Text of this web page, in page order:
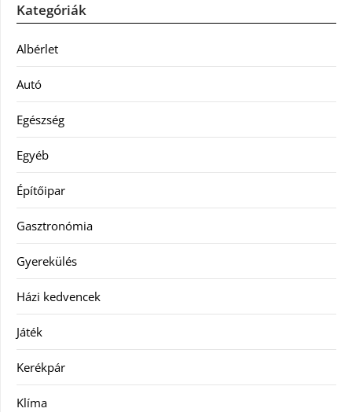
Kategóriák
Albérlet
Autó
Egészség
Egyéb
Építőipar
Gasztronómia
Gyerekülés
Házi kedvencek
Játék
Kerékpár
Klíma